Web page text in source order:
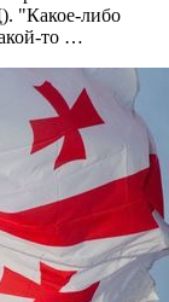
"Какое-либо
то …